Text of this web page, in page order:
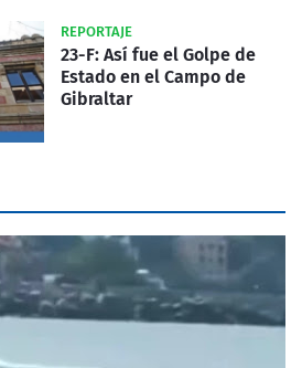
REPORTAJE
23-F: Así fue el Golpe de
Estado en el Campo de
Gibraltar